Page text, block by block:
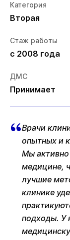
Категория
Вторая
Стаж работы
с 2008 года
ДМС
Принимает
Врачи
опытных и
Мы
медицине,
лучшие
клинике
подходы. У